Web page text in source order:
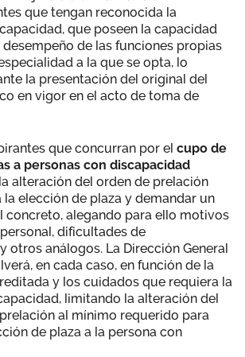
que tengan reconocida la
que poseen la capacidad
de las funciones propias
a la que se opta, lo
la presentación del original del
en vigor en el acto de toma de
que concurran por el cupo de
a personas con discapacidad
alteración del orden de prelación
elección de plaza y demandar un
alegando para ello motivos
dificultades de
otros análogos. La Dirección General
en cada caso, en función de la
y los cuidados que requiera la
limitando la alteración del
al mínimo requerido para
de plaza a la persona con